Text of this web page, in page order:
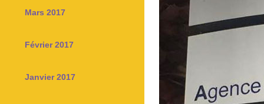
Mars 2017
Février 2017
Janvier 2017